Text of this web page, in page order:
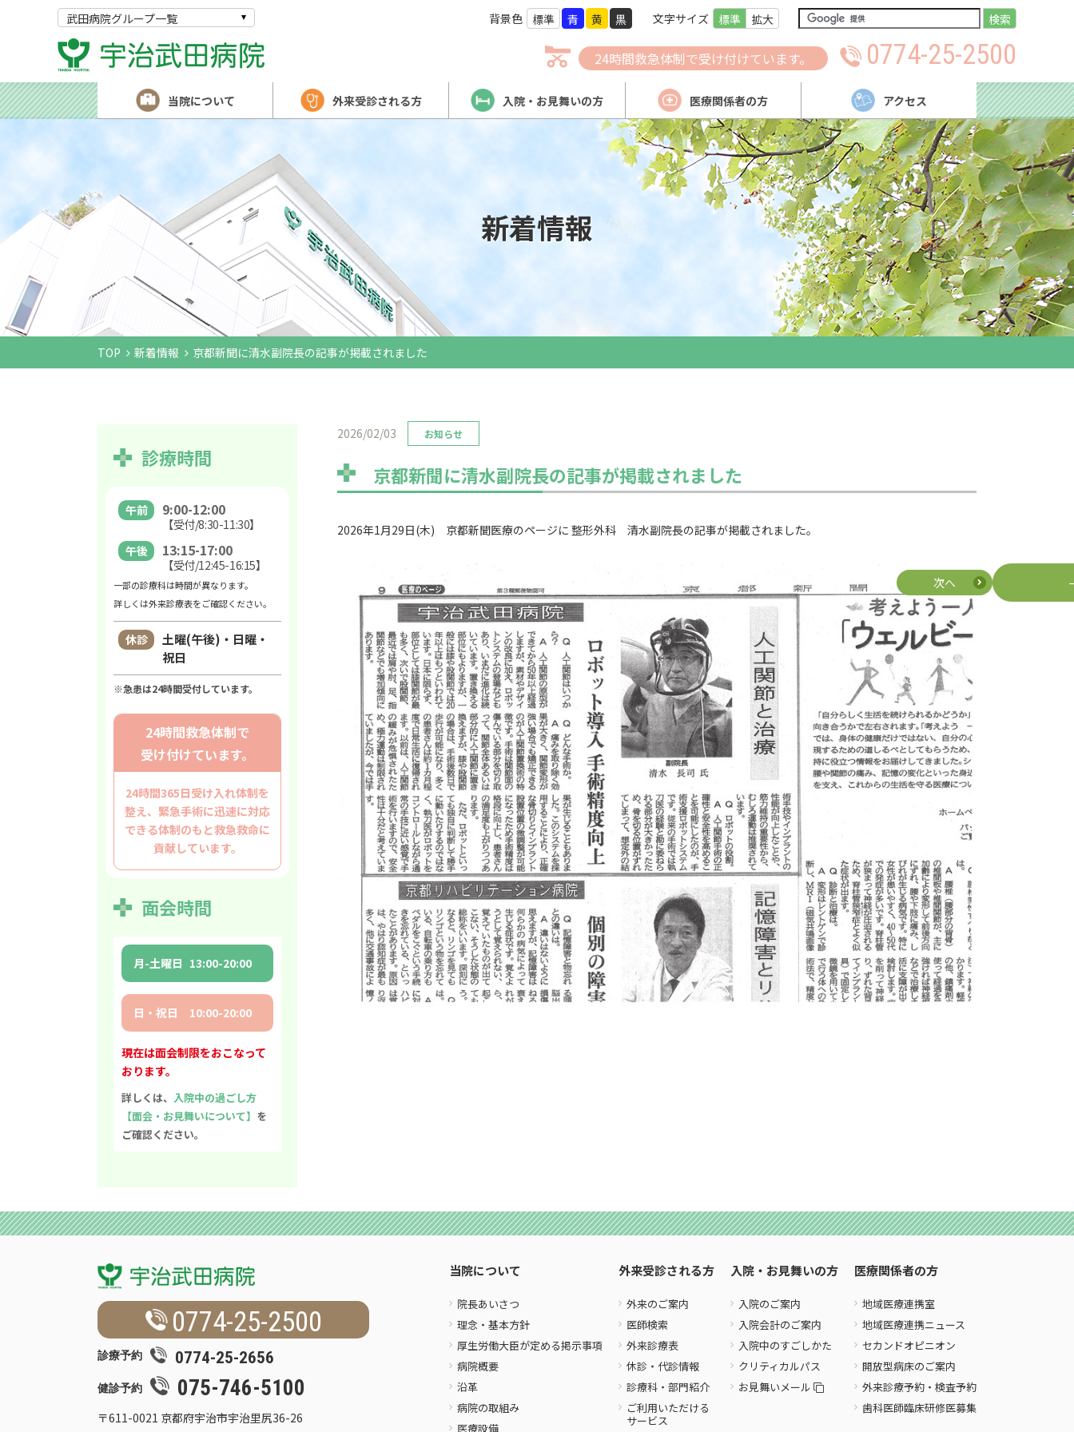
武田病院グループ一覧 検索
文字サイズ 標準 拡大
背景色 標準 青 黄 黒
24時間救急体制で受け付けています。 0774-25-2500
当院について 外来受診される方 入院・お見舞いの方 医療関係者の方 アクセス
新着情報
TOP 新着情報 京都新聞に清水副院長の記事が掲載されました
診療時間
午前 9:00-12:00
【受付/8:30-11:30】
午後
13:15-17:00
【受付/12:45-16:15】
一部の診療科は時間が異なります。
詳しくは外来診療表をご確認ください。
休診
土曜(午後)・日曜・
祝日
※急患は24時間受付しています。
24時間救急体制で
受け付けています。
24時間365日受け入れ体制を
整え、 緊急手術に迅速に対応
できる体制のもと救急救命に
貢献しています。
面会時間
月-土曜日 13:00-20:00
日・祝日 10:00-20:00
現在は面会制限をおこなって
おります。
詳しくは、 入院中の過ごし方
【面会・お見舞いについて】 を
ご確認ください。
2026/02/03 お知らせ
京都新聞に清水副院長の記事が掲載されました
2026年1月29日(木) 京都新聞医療のページに 整形外科 清水副院長の記事が掲載されました。
次へ
0774-25-2500
診療予約 0774-25-2656
健診予約 075-746-5100
〒611-0021 京都府宇治市宇治里尻36-26
当院について
院長あいさつ
理念・基本方針
厚生労働大臣が定める掲示事項
病院概要
沿革
病院の取組み
医療設備
外来受診される方
外来のご案内
医師検索
外来診療表
休診・代診情報
診療科・部門紹介
ご利用いただける
サービス
入院・お見舞いの方
入院のご案内
入院会計のご案内
入院中のすごしかた
クリティカルパス
お見舞いメール
医療関係者の方
地域医療連携室
地域医療連携ニュース
セカンドオピニオン
開放型病床のご案内
外来診療予約・検査予約
歯科医師臨床研修医募集